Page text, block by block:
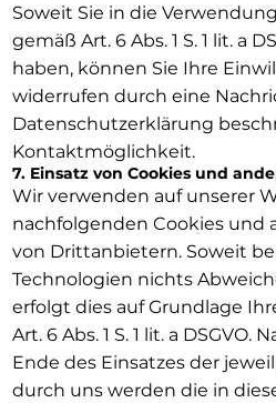
Soweit Sie in die
gemäß Art. 6 Abs. 1 S. 1 lit. a
haben, können Sie Ihre
widerrufen durch eine
Datenschutzerklärung
Kontaktmöglichkeit.
7. Einsatz von Cookies und
Wir verwenden auf unserer
nachfolgenden Cookies und
von Drittanbietern. Soweit
Technologien nichts
erfolgt dies auf Grundlage
Art. 6 Abs. 1 S. 1 lit. a DSGVO.
Ende des Einsatzes der
durch uns werden die in